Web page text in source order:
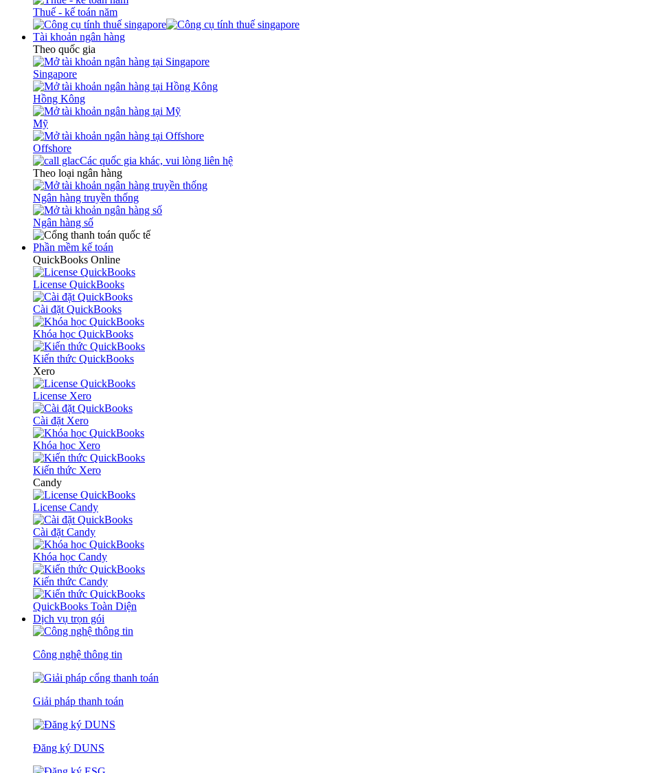
Thuế - kế toán năm
Tài khoản ngân hàng
Theo quốc gia
Singapore
Hồng Kông
Mỹ
Offshore
Các quốc gia khác, vui lòng liên hệ
Theo loại ngân hàng
Ngân hàng truyền thống
Ngân hàng số
Phần mềm kế toán
QuickBooks Online
License QuickBooks
Cài đặt QuickBooks
Khóa học QuickBooks
Kiến thức QuickBooks
Xero
License Xero
Cài đặt Xero
Khóa học Xero
Kiến thức Xero
Candy
License Candy
Cài đặt Candy
Khóa học Candy
Kiến thức Candy
QuickBooks Toàn Diện
Dịch vụ trọn gói
Công nghệ thông tin
Giải pháp thanh toán
Đăng ký DUNS